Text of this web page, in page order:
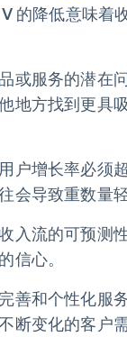
的降低意味着
或服务的潜在
地方找到更具
户增长率必须
会导致重数量轻
入流的可预测
信心。
善和个性化服
断变化的客户需